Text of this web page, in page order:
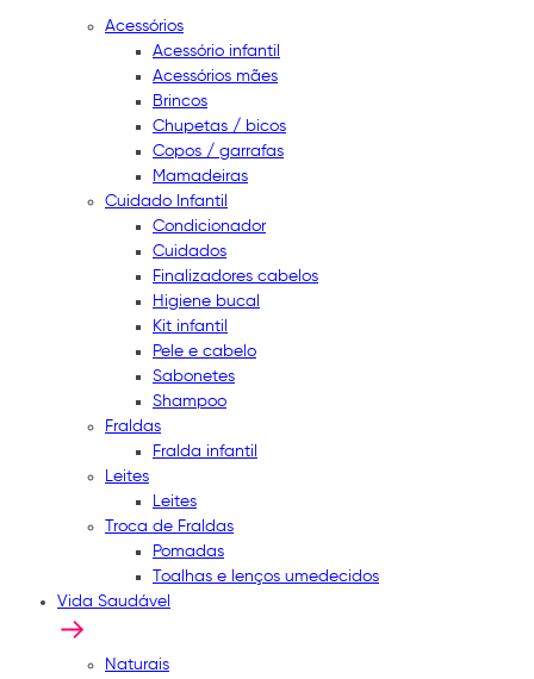
Acessórios
Acessório infantil
Acessórios mães
Brincos
Chupetas / bicos
Copos / garrafas
Mamadeiras
Cuidado Infantil
Condicionador
Cuidados
Finalizadores cabelos
Higiene bucal
Kit infantil
Pele e cabelo
Sabonetes
Shampoo
Fraldas
Fralda infantil
Leites
Leites
Troca de Fraldas
Pomadas
Toalhas e lenços umedecidos
Vida Saudável
Naturais